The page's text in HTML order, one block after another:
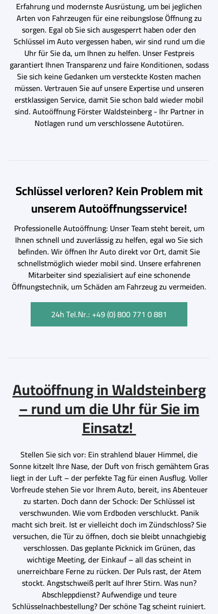
Erfahrung und modernste Ausrüstung, um bei jeglichen
Arten von Fahrzeugen für eine reibungslose Öffnung zu
sorgen. Egal ob Sie sich ausgesperrt haben oder den
Schlüssel im Auto vergessen haben, wir sind rund um die
Uhr für Sie da, um Ihnen zu helfen. Unser Festpreis
garantiert Ihnen Transparenz und faire Konditionen, sodass
Sie sich keine Gedanken um versteckte Kosten machen
müssen. Vertrauen Sie auf unsere Expertise und unseren
erstklassigen Service, damit Sie schon bald wieder mobil
sind. Autoöffnung Förster Waldsteinberg - Ihr Partner in
Notlagen rund um verschlossene Autotüren.
Schlüssel verloren? Kein Problem mit
unserem Autoöffnungsservice!
Professionelle Autoöffnung: Unser Team steht bereit, um
Ihnen schnell und zuverlässig zu helfen, egal wo Sie sich
befinden. Wir öffnen Ihr Auto direkt vor Ort, damit Sie
schnellstmöglich wieder mobil sind. Unsere erfahrenen
Mitarbeiter sind spezialisiert auf eine schonende
Öffnungstechnik, um Schäden am Fahrzeug zu vermeiden.
24h Tel.Nr.: +49 (0) 800 771 0 881
Autoöffnung in Waldsteinberg
– rund um die Uhr für Sie im
Einsatz!
Stellen Sie sich vor: Ein strahlend blauer Himmel, die
Sonne kitzelt Ihre Nase, der Duft von frisch gemähtem Gras
liegt in der Luft – der perfekte Tag für einen Ausflug. Voller
Vorfreude stehen Sie vor Ihrem Auto, bereit, ins Abenteuer
zu starten. Doch dann der Schock: Der Schlüssel ist
verschwunden. Wie vom Erdboden verschluckt. Panik
macht sich breit. Ist er vielleicht doch im Zündschloss? Sie
versuchen, die Tür zu öffnen, doch sie bleibt unnachgiebig
verschlossen. Das geplante Picknick im Grünen, das
wichtige Meeting, der Einkauf – all das scheint in
unerreichbare Ferne zu rücken. Der Puls rast, der Atem
stockt. Angstschweiß perlt auf Ihrer Stirn. Was nun?
Abschleppdienst? Aufwendige und teure
Schlüsselnachbestellung? Der schöne Tag scheint ruiniert.